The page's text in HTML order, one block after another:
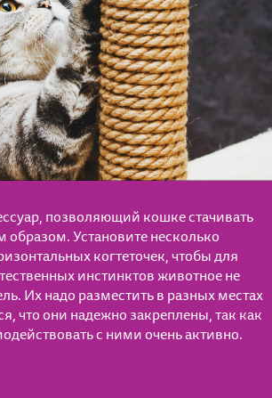
позволяющий кошке стачивать
образом. Установите несколько
когтеточек, чтобы для
инстинктов животное не
Их надо разместить в разных местах
что они надежно закреплены, так как
с ними очень активно.